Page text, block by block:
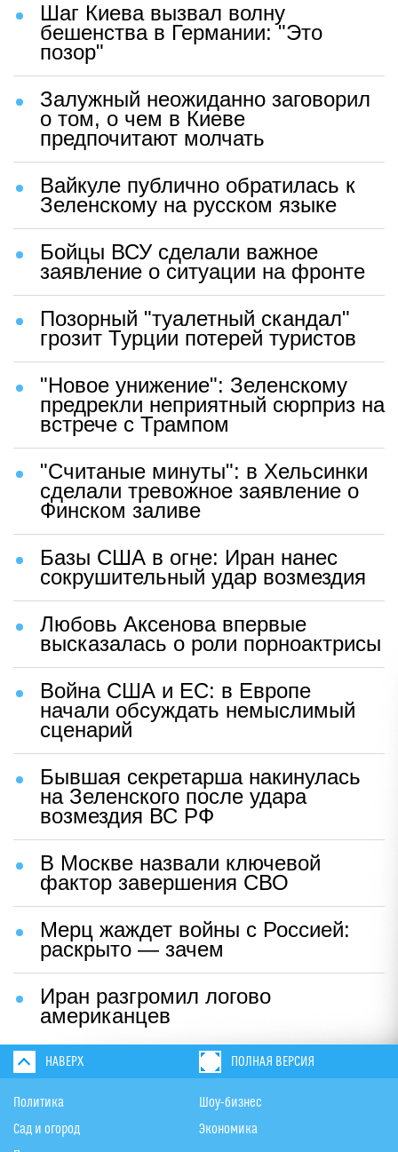
Шаг Киева вызвал волну
бешенства в Германии: "Это
позор"
Залужный неожиданно заговорил
о том, о чем в Киеве
предпочитают молчать
Вайкуле публично обратилась к
Зеленскому на русском языке
Бойцы ВСУ сделали важное
заявление о ситуации на фронте
Позорный "туалетный скандал"
грозит Турции потерей туристов
"Новое унижение": Зеленскому
предрекли неприятный сюрприз на
встрече с Трампом
"Считаные минуты": в Хельсинки
сделали тревожное заявление о
Финском заливе
Базы США в огне: Иран нанес
сокрушительный удар возмездия
Любовь Аксенова впервые
высказалась о роли порноактрисы
Война США и ЕС: в Европе
начали обсуждать немыслимый
сценарий
Бывшая секретарша накинулась
на Зеленского после удара
возмездия ВС РФ
В Москве назвали ключевой
фактор завершения СВО
Мерц жаждет войны с Россией:
раскрыто — зачем
Иран разгромил логово
американцев
НАВЕРХ ПОЛНАЯ ВЕРСИЯ
Политика
Сад и огород
Шоу-бизнес
Экономика